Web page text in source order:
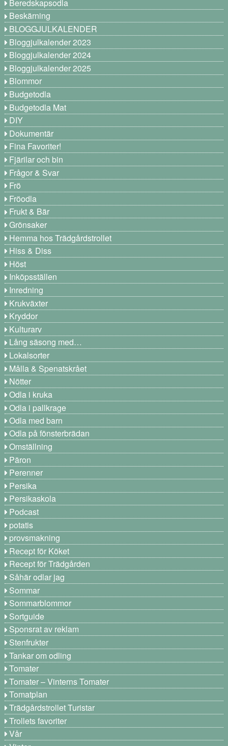
Beredskapsodla
Beskärning
BLOGGJULKALENDER
Bloggjulkalender 2023
Bloggjulkalender 2024
Bloggjulkalender 2025
Blommor
Budgetodla
Budgetodla Mat
DIY
Dokumentär
Fina Favoriter!
Fjärilar och bin
Frågor & Svar
Frö
Fröodla
Frukt & Bär
Grönsaker
Hemma hos Trädgårdstrollet
Hiss & Diss
Höst
Inköpsställen
Inredning
Krukväxter
Kryddor
Kulturarv
Lång säsong med…
Lokalsorter
Målla & Spenatskrået
Nötter
Odla i kruka
Odla i pallkrage
Odla med barn
Odla på fönsterbrädan
Omställning
Päron
Perenner
Persika
Persikaskola
Podcast
potatis
provsmakning
Recept för Köket
Recept för Trädgården
Såhär odlar jag
Sommar
Sommarblommor
Sortguide
Sponsrat av reklam
Stenfrukter
Tankar om odling
Tomater
Tomater – Vinterns Tomater
Tomatplan
Trädgårdstrollet Turistar
Trollets favoriter
Vår